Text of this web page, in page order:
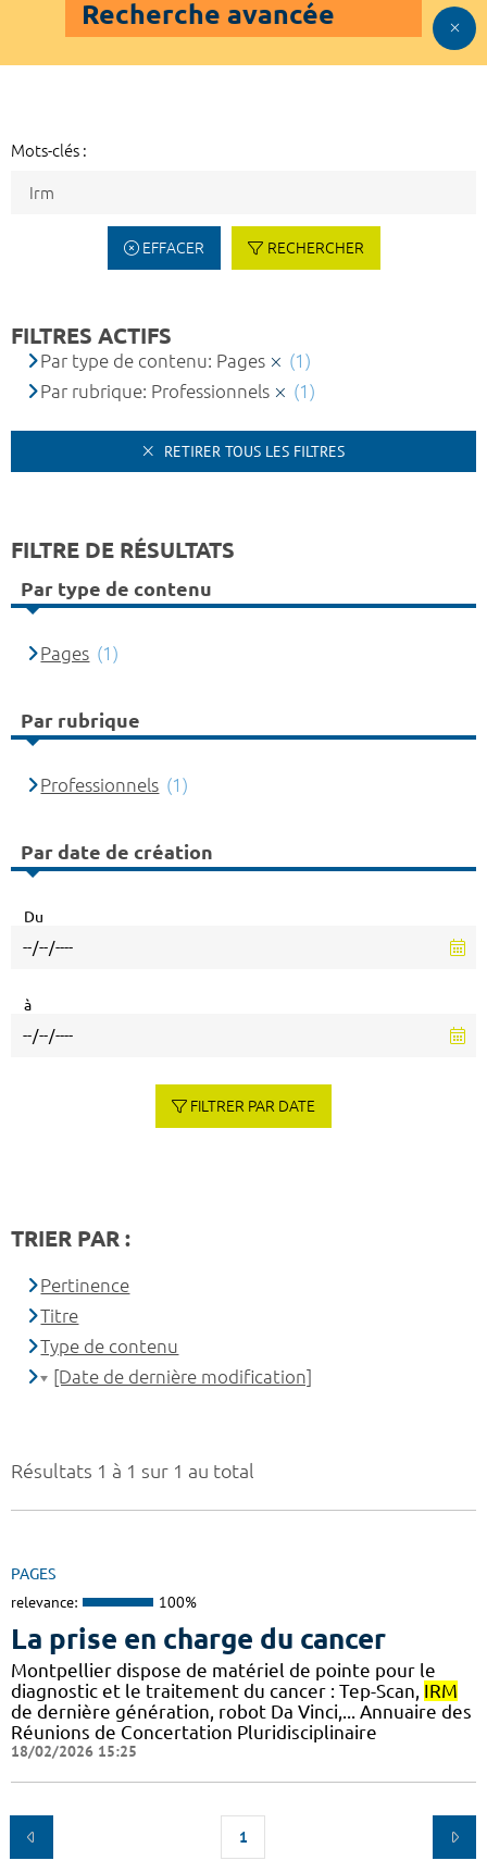
Recherche avancée
Mots-clés :
EFFACER RECHERCHER
Résultats 1 à 1 sur 1 au total
PAGES
relevance: 100%
La prise en charge du cancer
Montpellier dispose de matériel de pointe pour le
diagnostic et le traitement du cancer : Tep-Scan, IRM
de dernière génération, robot Da Vinci,... Annuaire des
Réunions de Concertation Pluridisciplinaire
18/02/2026 15:25
1
FILTRES ACTIFS
Par type de contenu: Pages
(1)
Par rubrique: Professionnels
(1)
RETIRER TOUS LES FILTRES
FILTRE DE RÉSULTATS
Par type de contenu
Pages (1)
Par rubrique
Professionnels (1)
Par date de création
Du
à
FILTRER PAR DATE
TRIER PAR :
Pertinence
Titre
Type de contenu
[Date de dernière modification]